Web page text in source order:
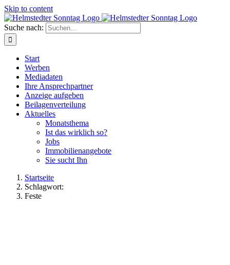
Skip to content
Suche nach:
Start
Werben
Mediadaten
Ihre Ansprechpartner
Anzeige aufgeben
Beilagenverteilung
Aktuelles
Monatsthema
Ist das wirklich so?
Jobs
Immobilienangebote
Sie sucht Ihn
Startseite
Schlagwort:
Feste